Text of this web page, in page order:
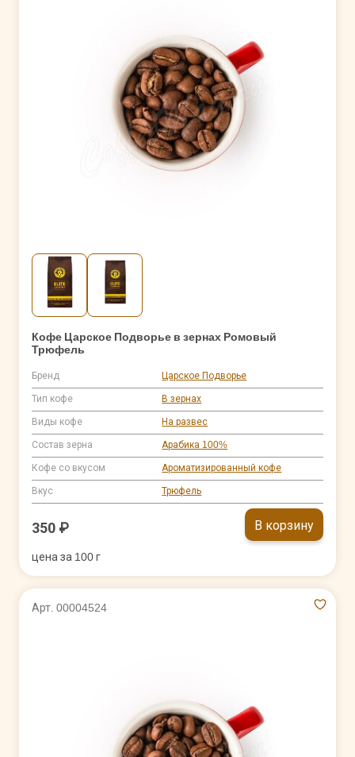
Кофе Царское Подворье в зернах Ромовый
Трюфель
Бренд Царское Подворье
Тип кофе В зернах
Виды кофе На развес
Состав зерна Арабика 100%
Кофе со вкусом Ароматизированный кофе
Вкус Трюфель
350 ₽ В корзину
цена за 100 г
Арт. 00004524